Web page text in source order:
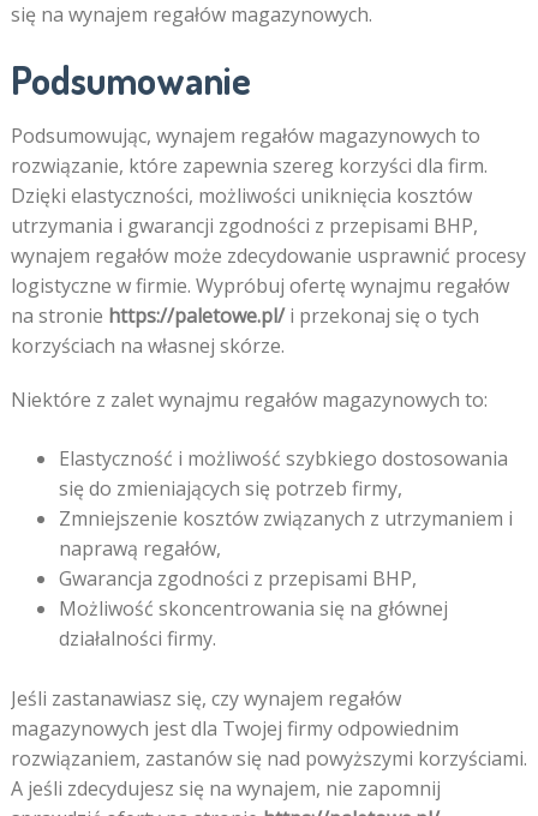
się na wynajem regałów magazynowych.
Podsumowanie
Podsumowując, wynajem regałów magazynowych to
rozwiązanie, które zapewnia szereg korzyści dla firm.
Dzięki elastyczności, możliwości uniknięcia kosztów
utrzymania i gwarancji zgodności z przepisami BHP,
wynajem regałów może zdecydowanie usprawnić procesy
logistyczne w firmie. Wypróbuj ofertę wynajmu regałów
na stronie https://paletowe.pl/i przekonaj się o tych
korzyściach na własnej skórze.
Niektóre z zalet wynajmu regałów magazynowych to:
Elastyczność i możliwość szybkiego dostosowania
się do zmieniających się potrzeb firmy,
Zmniejszenie kosztów związanych z utrzymaniem i
naprawą regałów,
Gwarancja zgodności z przepisami BHP,
Możliwość skoncentrowania się na głównej
działalności firmy.
Jeśli zastanawiasz się, czy wynajem regałów
magazynowych jest dla Twojej firmy odpowiednim
rozwiązaniem, zastanów się nad powyższymi korzyściami.
A jeśli zdecydujesz się na wynajem, nie zapomnij